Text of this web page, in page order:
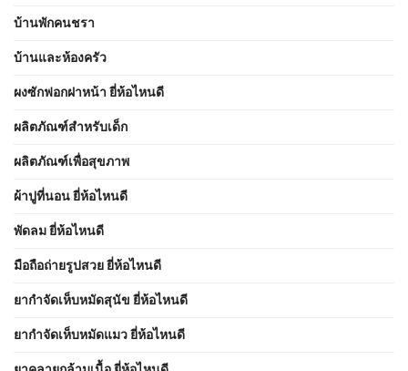
บ้านพักคนชรา
บ้านและห้องครัว
ผงซักฟอกฝาหน้า ยี่ห้อไหนดี
ผลิตภัณฑ์สำหรับเด็ก
ผลิตภัณฑ์เพื่อสุขภาพ
ผ้าปูที่นอน ยี่ห้อไหนดี
พัดลม ยี่ห้อไหนดี
มือถือถ่ายรูปสวย ยี่ห้อไหนดี
ยากำจัดเห็บหมัดสุนัข ยี่ห้อไหนดี
ยากำจัดเห็บหมัดแมว ยี่ห้อไหนดี